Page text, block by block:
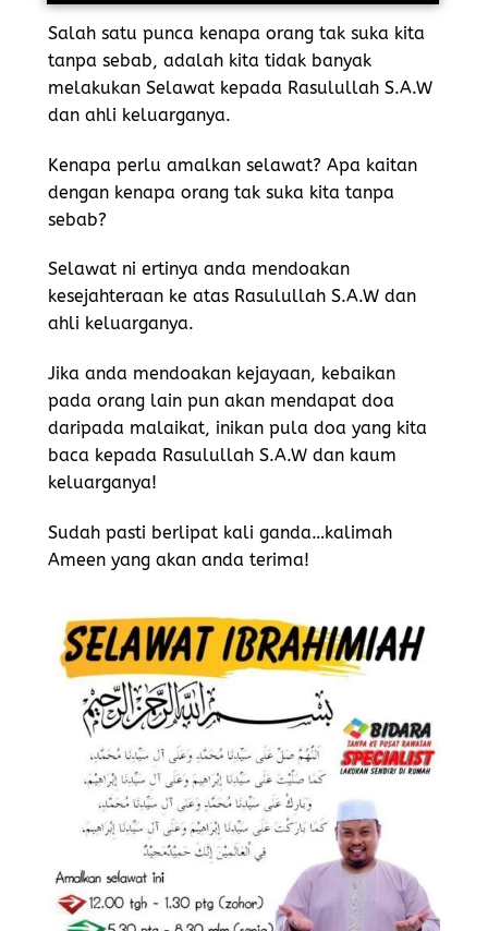
Salah satu punca kenapa orang tak suka kita
tanpa sebab, adalah kita tidak banyak
melakukan Selawat kepada Rasulullah S.A.W
dan ahli keluarganya.
Kenapa perlu amalkan selawat? Apa kaitan
dengan kenapa orang tak suka kita tanpa
sebab?
Selawat ni ertinya anda mendoakan
kesejahteraan ke atas Rasulullah S.A.W dan
ahli keluarganya.
Jika anda mendoakan kejayaan, kebaikan
pada orang lain pun akan mendapat doa
daripada malaikat, inikan pula doa yang kita
baca kepada Rasulullah S.A.W dan kaum
keluarganya!
Sudah pasti berlipat kali ganda…kalimah
Ameen yang akan anda terima!